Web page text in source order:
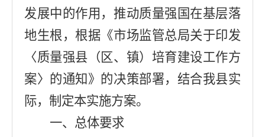
发展中的作用，推动质量强国在基层落
地生根，根据 《市场监管总局关于印发
〈质量强县（区、镇）培育建设工作方
案〉的通知》 的决策部署，结合我县实
际，制定本实施方案。
一、总体要求